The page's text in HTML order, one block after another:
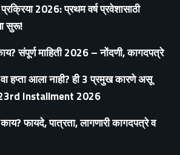
2026: प्रथम वर्ष प्रवेशासाठी
सुरू!
संपूर्ण माहिती 2026 – नोंदणी, कागदपत्रे
हप्ता आला नाही? ही 3 प्रमुख कारणे असू
Installment 2026
फायदे, पात्रता, लागणारी कागदपत्रे व